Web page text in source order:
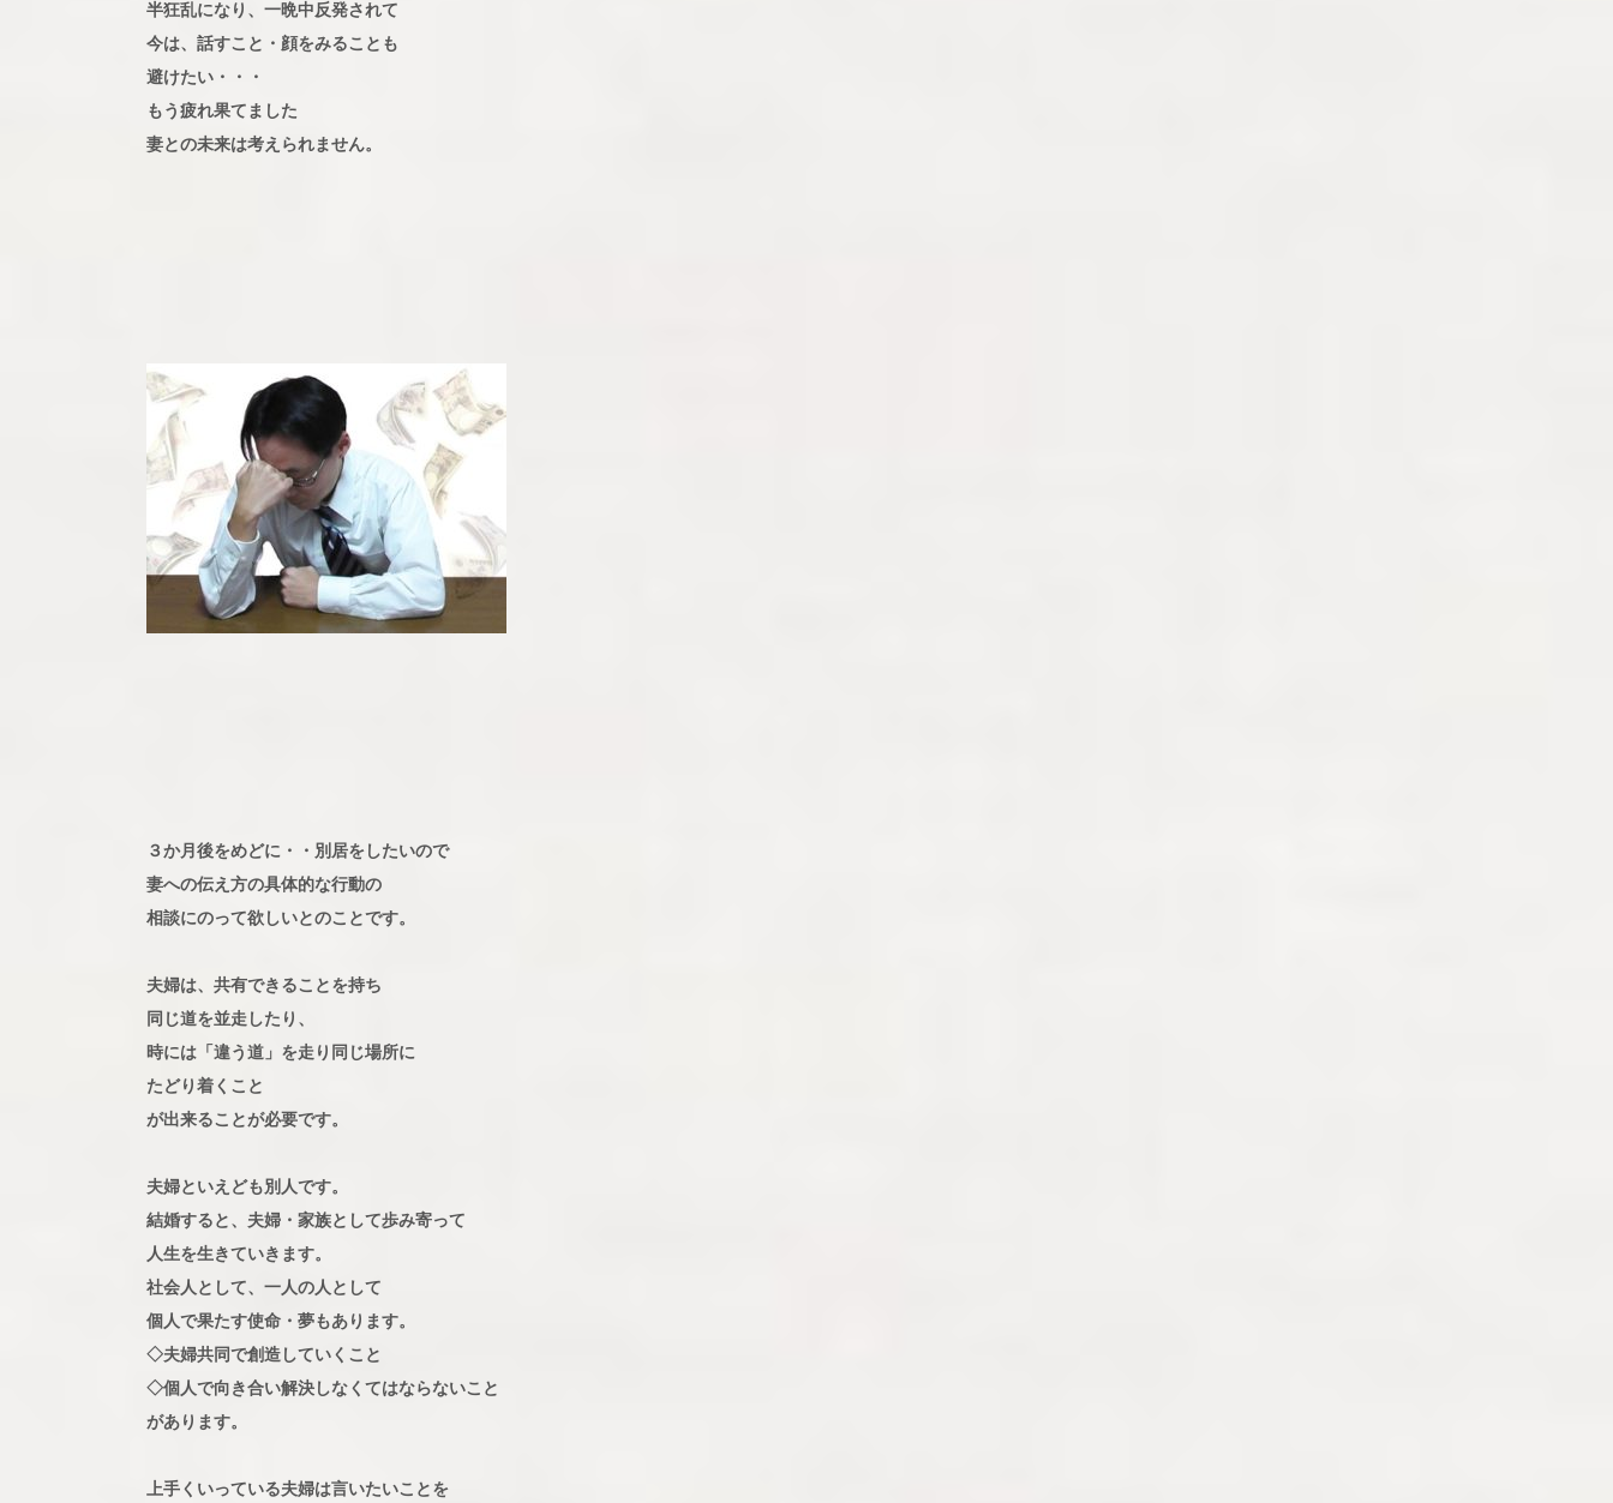
半狂乱になり、一晩中反発されて
今は、話すこと・顔をみることも
避けたい・・・
もう疲れ果てました
妻との未来は考えられません。
３か月後をめどに・・別居をしたいので
妻への伝え方の具体的な行動の
相談にのって欲しいとのことです。
夫婦は、共有できることを持ち
同じ道を並走したり、
時には「違う道」を走り同じ場所に
たどり着くこと
が出来ることが必要です。
夫婦といえども別人です。
結婚すると、夫婦・家族として歩み寄って
人生を生きていきます。
社会人として、一人の人として
個人で果たす使命・夢もあります。
◇夫婦共同で創造していくこと
◇個人で向き合い解決しなくてはならないこと
があります。
上手くいっている夫婦は言いたいことを